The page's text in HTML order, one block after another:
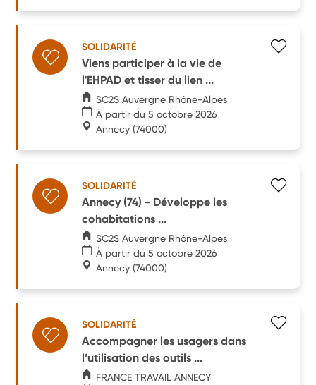
SOLIDARITÉ
Viens participer à la vie de
l'EHPAD et tisser du lien ...
SC2S Auvergne Rhône-Alpes
À partir du 5 octobre 2026
Annecy (74000)
SOLIDARITÉ
Annecy (74) - Développe les
cohabitations ...
SC2S Auvergne Rhône-Alpes
À partir du 5 octobre 2026
Annecy (74000)
SOLIDARITÉ
Accompagner les usagers dans
l’utilisation des outils ...
FRANCE TRAVAIL ANNECY